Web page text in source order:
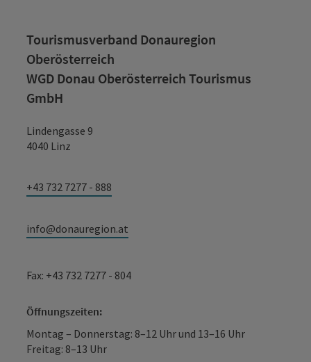
Tourismusverband Donauregion
Oberösterreich
WGD Donau Oberösterreich Tourismus
GmbH
Lindengasse 9
4040 Linz
+43 732 7277 - 888
info@donauregion.at
Fax: +43 732 7277 - 804
Öffnungszeiten:
Montag – Donnerstag: 8–12 Uhr und 13–16 Uhr
Freitag: 8–13 Uhr